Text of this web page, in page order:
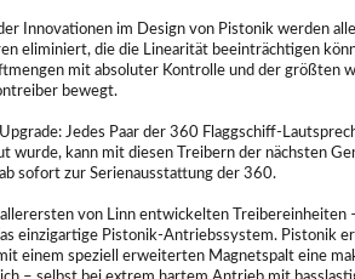
Innovationen im Design von Pistonik werden
eliminiert, die die Linearität beeinträchtigen
mit absoluter Kontrolle und der größten
bewegt.
Jedes Paar der 360 Flaggschiff-
wurde, kann mit diesen Treibern der nächsten
sofort zur Serienausstattung der 360.
von Linn entwickelten Treibereinheiten
einzigartige Pistonik-Antriebssystem. Pistonik
einem speziell erweiterten Magnetspalt eine